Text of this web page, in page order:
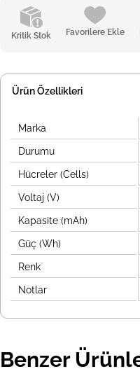
Kritik Stok Favorilere Ekle
Ürün Özellikleri
Marka
Durumu
Hücreler (Cells)
Voltaj (V)
Kapasite (mAh)
Güç (Wh)
Renk
Notlar
Benzer